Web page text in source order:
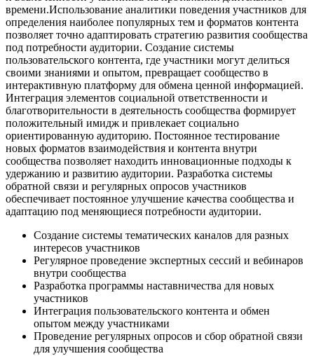
времени.Использование аналитики поведения участников для
определения наиболее популярных тем и форматов контента
позволяет точно адаптировать стратегию развития сообщества
под потребности аудитории. Создание системы
пользовательского контента, где участники могут делиться
своими знаниями и опытом, превращает сообщество в
интерактивную платформу для обмена ценной информацией.
Интеграция элементов социальной ответственности и
благотворительности в деятельность сообщества формирует
положительный имидж и привлекает социально
ориентированную аудиторию. Постоянное тестирование
новых форматов взаимодействия и контента внутри
сообщества позволяет находить инновационные подходы к
удержанию и развитию аудитории. Разработка системы
обратной связи и регулярных опросов участников
обеспечивает постоянное улучшение качества сообщества и
адаптацию под меняющиеся потребности аудитории.
Создание системы тематических каналов для разных
интересов участников
Регулярное проведение экспертных сессий и вебинаров
внутри сообщества
Разработка программы наставничества для новых
участников
Интеграция пользовательского контента и обмен
опытом между участниками
Проведение регулярных опросов и сбор обратной связи
для улучшения сообщества